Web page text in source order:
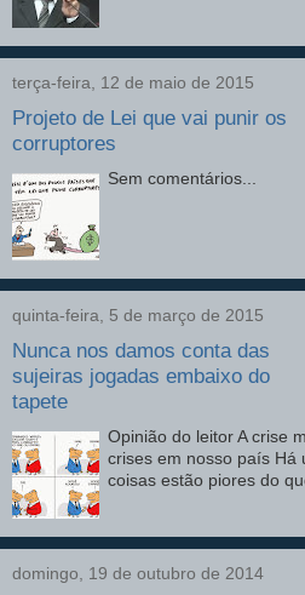
terça-feira, 12 de maio de 2015
Projeto de Lei que vai punir os
corruptores
Sem comentários...
quinta-feira, 5 de março de 2015
Nunca nos damos conta das
sujeiras jogadas embaixo do
tapete
Opinião do leitor A crise
crises em nosso país Há
coisas estão piores do
domingo, 19 de outubro de 2014